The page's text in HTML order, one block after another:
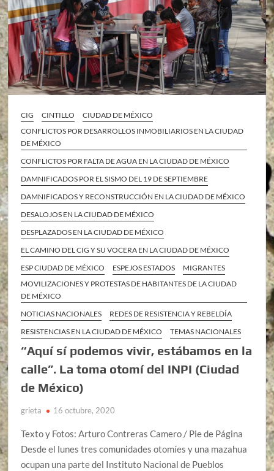
CIG CINTILLO
CIUDAD DE MÉXICO
CONFLICTOS POR DESARROLLOS INMOBILIARIOS EN LA CIUDAD
DE MÉXICO
CONFLICTOS POR FALTA DE AGUA EN LA CIUDAD DE MÉXICO
DAMNIFICADOS POR EL SISMO DEL 19 DE SEPTIEMBRE
DAMNIFICADOS Y RECONSTRUCCIÓN EN LA CIUDAD DE MÉXICO
DESALOJOS EN LA CIUDAD DE MÉXICO
DESPLAZADOS EN LA CIUDAD DE MÉXICO
EL CAMINO DEL CIG Y SU VOCERA EN LA CIUDAD DE MÉXICO
ESP CIUDAD DE MÉXICO
ESPEJOS ESTADOS
MIGRANTES
MOVILIZACIONES Y PROTESTAS DE HABITANTES DE LA CIUDAD
DE MÉXICO
NOTICIAS NACIONALES
REDES DE RESISTENCIA Y REBELDÍA
RESISTENCIAS EN LA CIUDAD DE MÉXICO
TEMAS NACIONALES
“Aquí sí podemos vivir, estábamos en la
calle”. La toma otomí del INPI (Ciudad
de México)
grieta 16 octubre, 2020
Texto y Fotos: Arturo Contreras Camero / Pie de Página
Desde el lunes tres comunidades otomíes y una mazahua
ocupan una parte del Instituto Nacional de Pueblos